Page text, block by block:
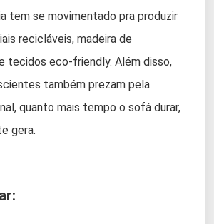
tem se movimentado pra produzir
recicláveis, madeira de
tecidos eco-friendly. Além disso,
também prezam pela
quanto mais tempo o sofá durar,
gera.